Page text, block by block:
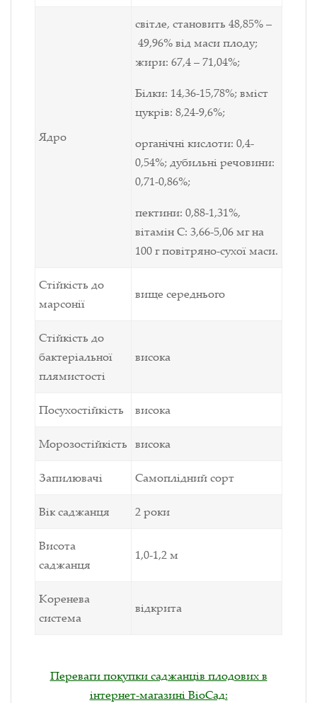
Ядро
світле, становить 48,85% –
49,96% від маси плоду;
жири: 67,4 – 71,04%;
Білки: 14,36-15,78%; вміст
цукрів: 8,24-9,6%;
органічні кислоти: 0,4-
0,54%; дубильні речовини:
0,71-0,86%;
пектини: 0,88-1,31%,
вітамін С: 3,66-5,06 мг на
100 г повітряно-сухої маси.
Стійкість до
марсонії
вище середнього
Стійкість до
бактеріальної
плямистості
висока
Посухостійкість висока
Морозостійкість висока
Запилювачі Самоплідний сорт
Вік саджанця 2 роки
Висота
саджанця
1,0-1,2 м
Коренева
система
відкрита
Переваги покупки саджанців плодових в
інтернет-магазині ВіоСад: